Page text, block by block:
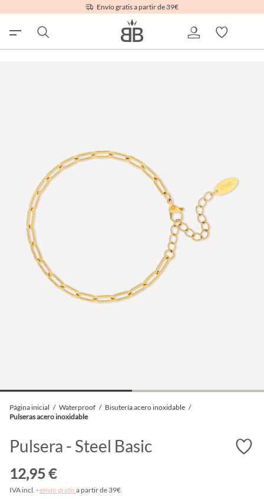
Envío gratis a partir de 39€
Página inicial / Waterproof / Bisutería acero inoxidable /
Pulseras acero inoxidable
Pulsera - Steel Basic
12,95 €
IVA incl. -envío gratisa partir de 39€